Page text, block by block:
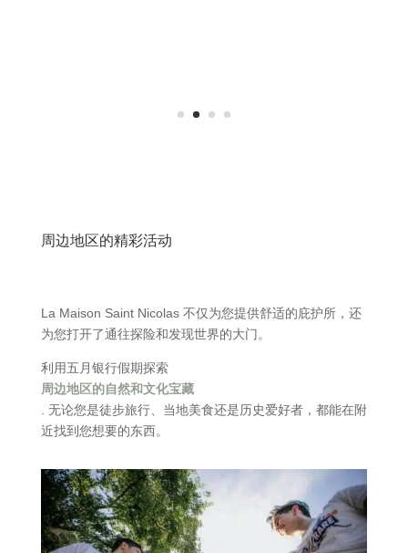
周边地区的精彩活动
La Maison Saint Nicolas 不仅为您提供舒适的庇护所，还
为您打开了通往探险和发现世界的大门。
利用五月银行假期探索
周边地区的自然和文化宝藏
. 无论您是徒步旅行、当地美食还是历史爱好者，都能在附
近找到您想要的东西。